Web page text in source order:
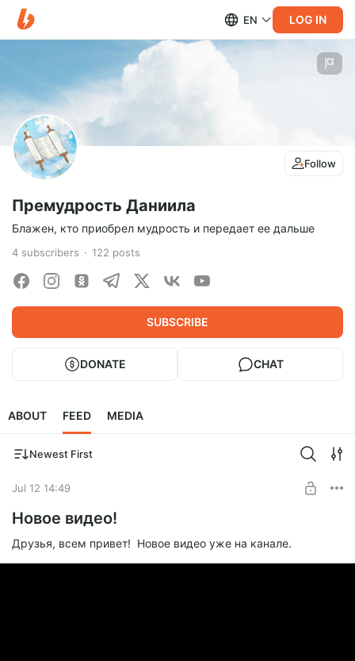
EN LOG IN
Follow
Премудрость Даниила
Блажен, кто приобрел мудрость и передает ее дальше
4 subscribers 122 posts
SUBSCRIBE
DONATE CHAT
ABOUT FEED MEDIA
Newest First
Jul 12 14:49
Новое видео!
Друзья, всем привет! Новое видео уже на канале.